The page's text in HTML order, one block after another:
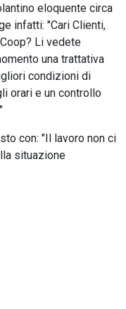
eloquente circa
infatti: "Cari Clienti,
Li vedete
una trattativa
condizioni di
orari e un controllo
con: "Il lavoro non ci
situazione